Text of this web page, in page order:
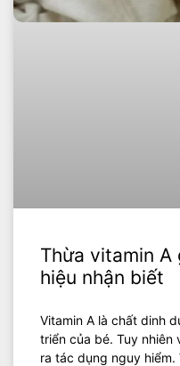
Thừa vitamin A
hiệu nhận biết
Vitamin A là chất dinh
triển của bé. Tuy
ra tác dụng nguy